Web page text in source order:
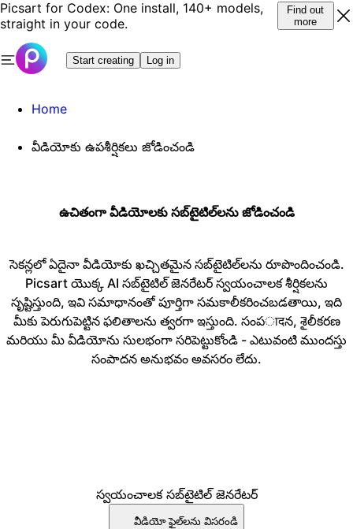
Picsart for Codex: One install, 140+ models,
straight in your code.
Find out
more
Start creating Log in
Home
వీడియోకు ఉపశీర్షికలు జోడించండి
ఉచితంగా వీడియోలకు సబ్‌టైటిల్‌లను జోడించండి
సెకన్లలో ఏదైనా వీడియోకు ఖచ్చితమైన సబ్‌టైటిల్‌లను రూపొందించండి.
Picsart యొక్క AI సబ్‌టైటిల్ జెనరేటర్ స్వయంచాలక శీర్షికలను
సృష్టిస్తుంది, ఇవి సమాధానంతో పూర్తిగా సమకాలీకరించబడతాయి, ఇది
మీకు పెరుగుపెట్టిన ఫలితాలను త్వరగా ఇస్తుంది. సంపादన, శైలీకరణ
మరియు మీ వీడియోను సులభంగా సరిపెట్టుకోండి - ఎటువంటి ముందస్తు
సంపాదన అనుభవం అవసరం లేదు.
స్వయంచాలక సబ్‌టైటిల్ జెనరేటర్
వీడియో ఫైల్‌లను విసరండి